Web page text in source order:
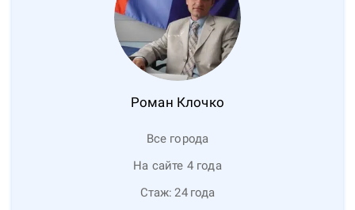
Роман Клочко
Все города
На сайте 4 года
Стаж: 24 года